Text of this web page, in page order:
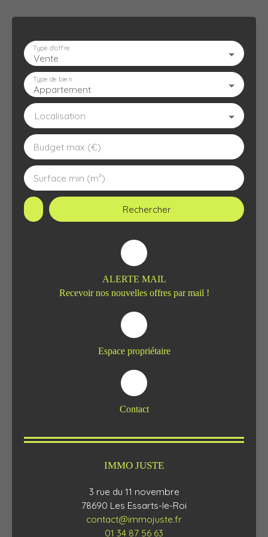
ACCUEIL ESTIMATION
Vente
Type d'offre
Appartement
Type de bien
Localisation
Budget max (€)
Surface min (m²)
Rechercher
ALERTE MAIL
Recevoir nos nouvelles offres par mail !
Espace propriétaire
Contact
IMMO JUSTE
3 rue du 11 novembre
78690 Les Essarts-le-Roi
contact@immojuste.fr
01 34 87 56 63